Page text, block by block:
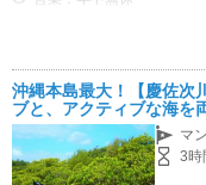
沖縄本島最大！【慶佐
ブと、アクティブな海
おススメ！直前予約可能
マ
3時